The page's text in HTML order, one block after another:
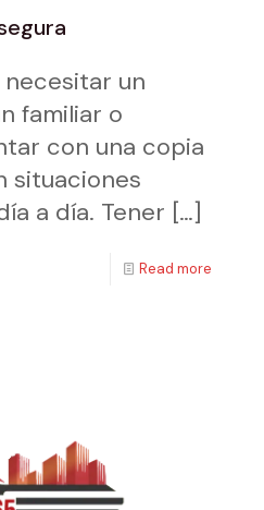
necesitar un
familiar o
con una copia
situaciones
a día. Tener […]
Read more